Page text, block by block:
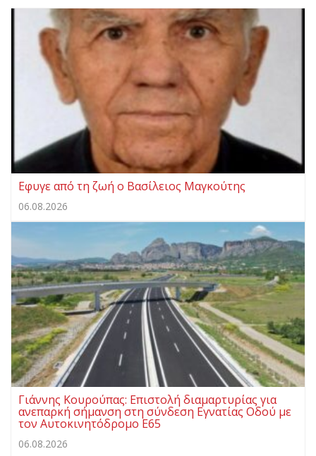
Eφυγε από τη ζωή ο Βασίλειος Μαγκούτης
06.08.2026
Γιάννης Κουρούπας: Επιστολή διαμαρτυρίας για
ανεπαρκή σήμανση στη σύνδεση Εγνατίας Οδού με
τον Αυτοκινητόδρομο Ε65
06.08.2026